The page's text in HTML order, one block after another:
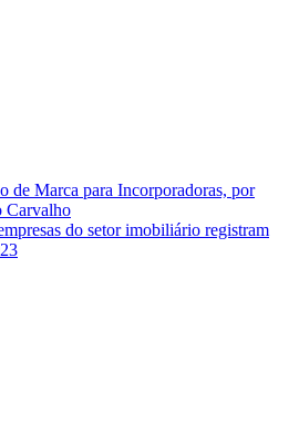
de Marca para Incorporadoras, por
Carvalho
do setor imobiliário registram